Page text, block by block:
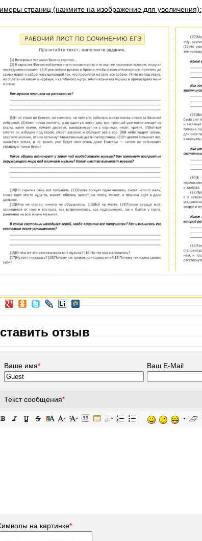
страниц (нажмите на изображение для увеличения):
отзыв
Ваше имя* Ваш E-Mail
Текст сообщения*
на картинке*